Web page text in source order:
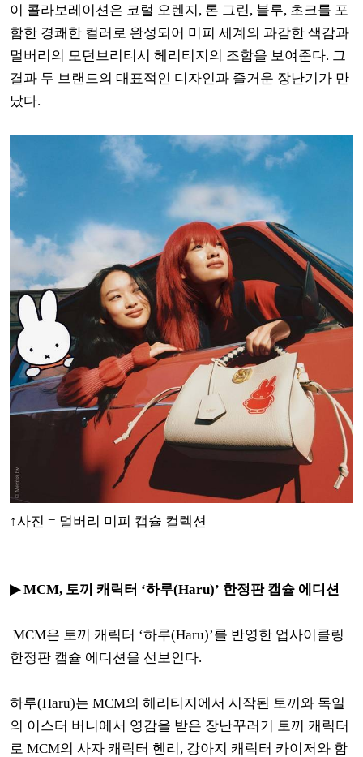
이 콜라보레이션은 코럴 오렌지, 론 그린, 블루, 초크를 포
함한 경쾌한 컬러로 완성되어 미피 세계의 과감한 색감과
멀버리의 모던브리티시 헤리티지의 조합을 보여준다. 그
결과 두 브랜드의 대표적인 디자인과 즐거운 장난기가 만
났다.
↑사진 = 멀버리 미피 캡슐 컬렉션
▶ MCM, 토끼 캐릭터 ‘하루(Haru)’ 한정판 캡슐 에디션
MCM은 토끼 캐릭터 ‘하루(Haru)’를 반영한 업사이클링
한정판 캡슐 에디션을 선보인다.
하루(Haru)는 MCM의 헤리티지에서 시작된 토끼와 독일
의 이스터 버니에서 영감을 받은 장난꾸러기 토끼 캐릭터
로 MCM의 사자 캐릭터 헨리, 강아지 캐릭터 카이저와 함